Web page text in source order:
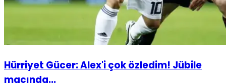
Hürriyet Gücer: Alex'i çok özledim! Jübile
maçında...